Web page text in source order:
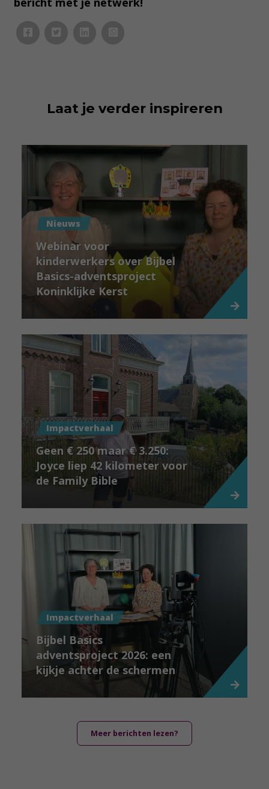
Laat je verder inspireren
Nieuws
Webinar voor
kinderwerkers over Bijbel
Basics-adventsproject
Koninklijke Kerst
Impactverhaal
Geen € 250 maar € 3.250:
Joyce liep 42 kilometer voor
de Family Bible
Impactverhaal
Bijbel Basics
adventsproject 2026: een
kijkje achter de schermen
Meer berichten lezen?